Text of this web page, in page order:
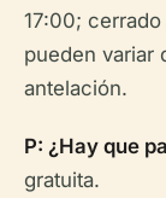
17:00;
pueden variar
antelación.
P: ¿Hay que
gratuita.